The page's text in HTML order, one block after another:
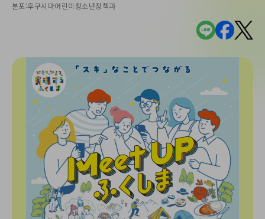
분포:후쿠시마어린이청소년정책과